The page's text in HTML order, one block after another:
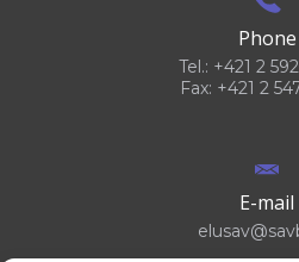
Phone
Tel.: +421 2
Fax: +421 2
E-mail